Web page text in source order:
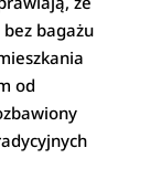
bagażu
od